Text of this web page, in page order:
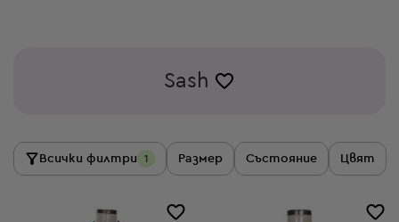
Sash
Всички филтри 1 Размер Състояние Цвят